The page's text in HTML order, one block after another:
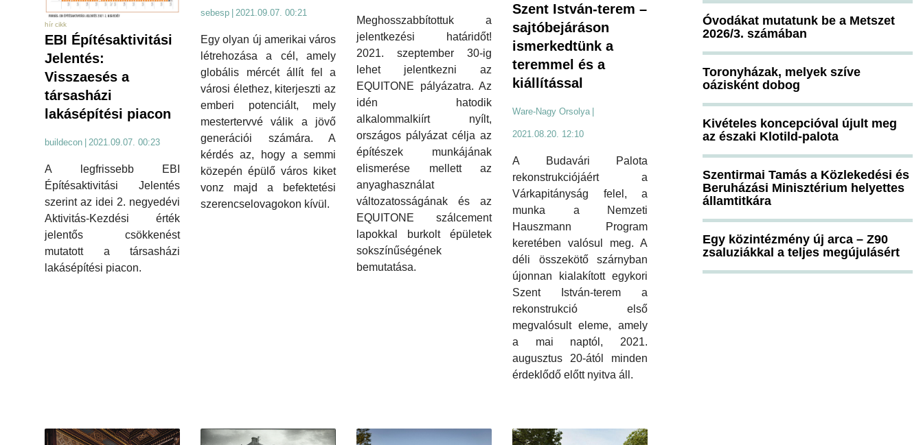
hír cikk
EBI Építésaktivitási
Jelentés:
Visszaesés a
társasházi
lakásépítési piacon
buildecon 2021.09.07. 00:23
A legfrissebb EBI
Építésaktivitási Jelentés
szerint az idei 2. negyedévi
Aktivitás-Kezdési érték
jelentős csökkenést
mutatott a társasházi
lakásépítési piacon.
sebesp | 2021.09.07. 00:21
Egy olyan új amerikai város
létrehozása a cél, amely
globális mércét állít fel a
városi élethez, kiterjeszti az
emberi potenciált, mely
mestertervvé válik a jövő
generációi számára. A
kérdés az, hogy a semmi
közepén épülő város kiket
vonz majd a befektetési
szerencselovagokon kívül.
Meghosszabbítottuk a
jelentkezési határidőt!
2021. szeptember 30-ig
lehet jelentkezni az
EQUITONE pályázatra. Az
idén hatodik
alkalommalkiírt nyílt,
országos pályázat célja az
építészek munkájának
elismerése mellett az
anyaghasználat
változatosságának és az
EQUITONE szálcement
lapokkal burkolt épületek
sokszínűségének
bemutatása.
Szent István-terem –
sajtóbejáráson
ismerkedtünk a
teremmel és a
kiállítással
Ware-Nagy Orsolya |
2021.08.20. 12:10
A Budavári Palota
rekonstrukciójáért a
Várkapitányság felel, a
munka a Nemzeti
Hauszmann Program
keretében valósul meg. A
déli összekötő szárnyban
újonnan kialakított egykori
Szent István-terem a
rekonstrukció első
megvalósult eleme, amely
a mai naptól, 2021.
augusztus 20-ától minden
érdeklődő előtt nyitva áll.
Óvodákat mutatunk be a Metszet
2026/3. számában
Toronyházak, melyek szíve
oázisként dobog
Kivételes koncepcióval újult meg
az északi Klotild-palota
Szentirmai Tamás a Közlekedési és
Beruházási Minisztérium helyettes
államtitkára
Egy közintézmény új arca – Z90
zsaluziákkal a teljes megújulásért